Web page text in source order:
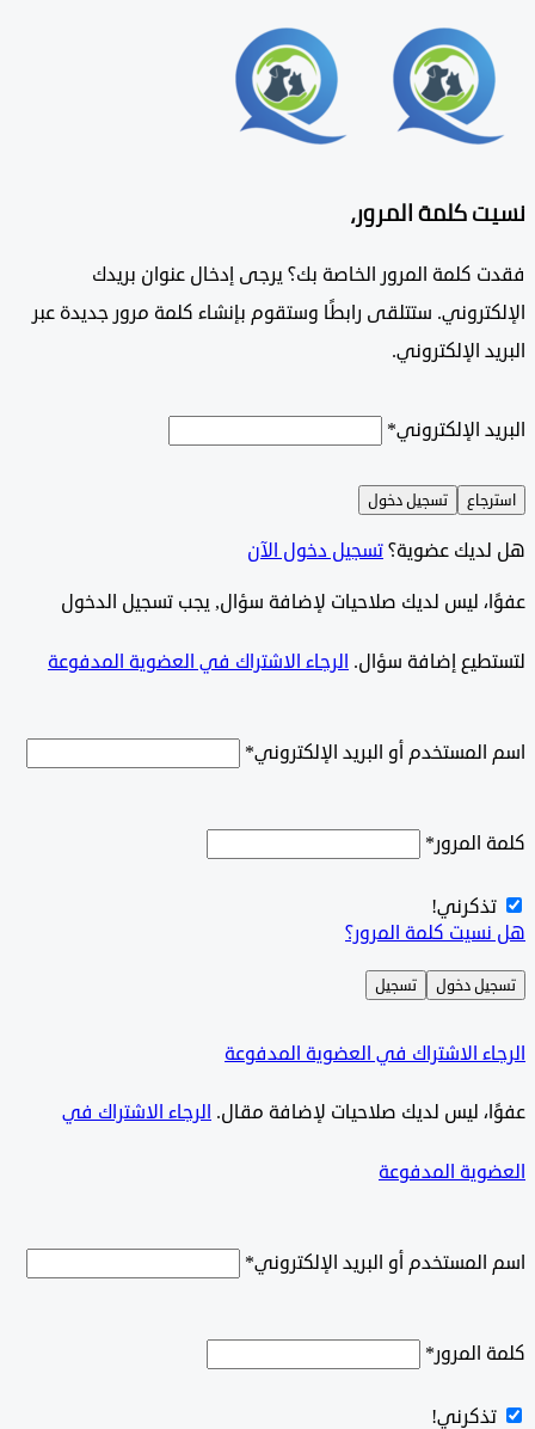
كلمة المرور،
كلمة المرور الخاصة بك؟ يرجى إدخال عنوان بريدك
ستتلقى رابطًا وستقوم بإنشاء كلمة مرور جديدة عبر
الإلكتروني.
الإلكتروني*
تسجيل دخول
عضوية؟تسجيل دخول الآن
ليس لديك صلاحيات لإضافة سؤال, يجب تسجيل الدخول
إضافة سؤال.الرجاء الاشتراك في العضوية المدفوعة
أو البريد الإلكتروني*
*
كلمة المرور؟
دخول تسجيل
الاشتراك في العضوية المدفوعة
ليس لديك صلاحيات لإضافة مقال.الرجاء الاشتراك في
المدفوعة
أو البريد الإلكتروني*
*